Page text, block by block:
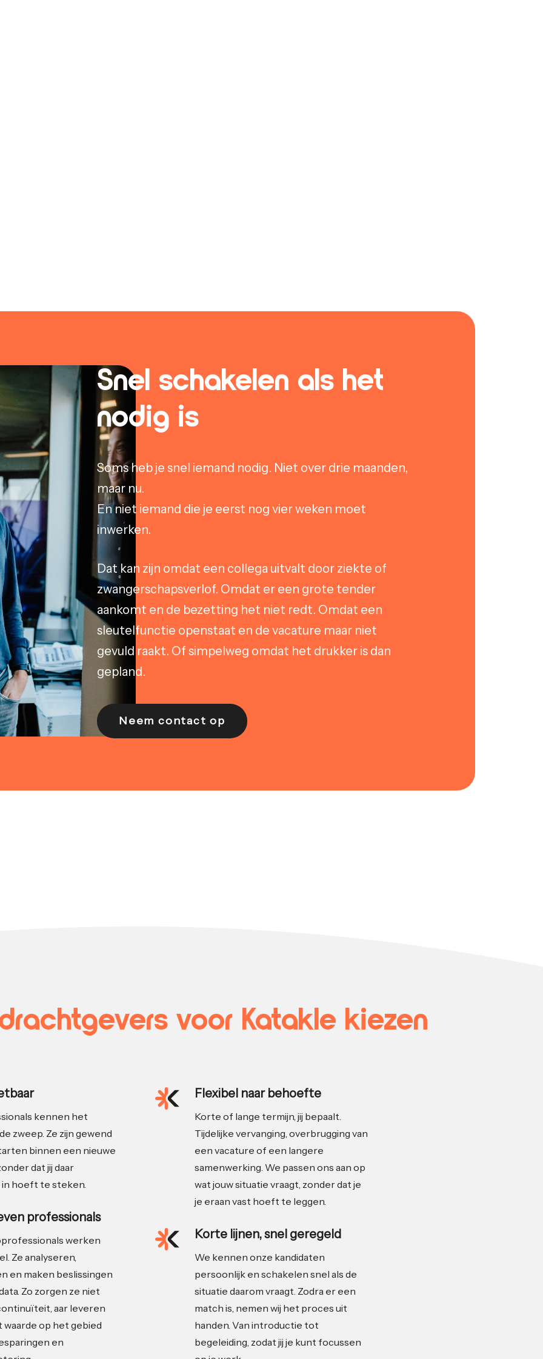
Snel schakelen als het
nodig is
Soms heb je snel iemand nodig. Niet over drie maanden,
maar nu.
En niet iemand die je eerst nog vier weken moet
inwerken.
Dat kan zijn omdat een collega uitvalt door ziekte of
zwangerschapsverlof. Omdat er een grote tender
aankomt en de bezetting het niet redt. Omdat een
sleutelfunctie openstaat en de vacature maar niet
gevuld raakt. Of simpelweg omdat het drukker is dan
gepland.
Neem contact op
voor Katakle kiezen
kennen het
zweep. Ze zijn gewend
binnen een nieuwe
dat jij daar
hoeft te steken.
professionals
werken
Ze analyseren,
en maken beslissingen
Zo zorgen ze niet
aar leveren
waarde op het gebied
en
Flexibel naar behoefte
Korte of lange termijn, jij bepaalt.
Tijdelijke vervanging, overbrugging van
een vacature of een langere
samenwerking. We passen ons aan op
wat jouw situatie vraagt, zonder dat je
je eraan vast hoeft te leggen.
Korte lijnen, snel geregeld
We kennen onze kandidaten
persoonlijk en schakelen snel als de
situatie daarom vraagt. Zodra er een
match is, nemen wij het proces uit
handen. Van introductie tot
begeleiding, zodat jij je kunt focussen